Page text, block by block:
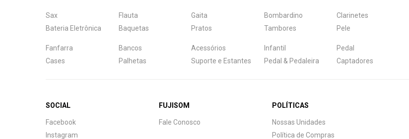
Sax Flauta Gaita Bombardino Clarinetes
Bateria Eletrônica
Baquetas Pratos Tambores Pele
Fanfarra
Bancos Acessórios Infantil Pedal
Cases
Palhetas Suporte e Estantes Pedal & Pedaleira Captadores
SOCIAL
Facebook
Instagram
FUJISOM
Fale Conosco
POLÍTICAS
Nossas Unidades
Política de Compras
Central de Ajuda
Fale com a gente